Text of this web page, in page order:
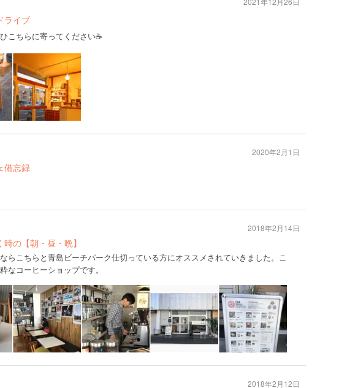
ライブ
こちらに寄ってください☕️
備忘録
2020年2月1日
の【朝・昼・晩】
らこちらと青島ビーチパーク仕切っている方にオススメされていきました。こ
なコーヒーショップです。
2018年2月14日
2018年2月12日